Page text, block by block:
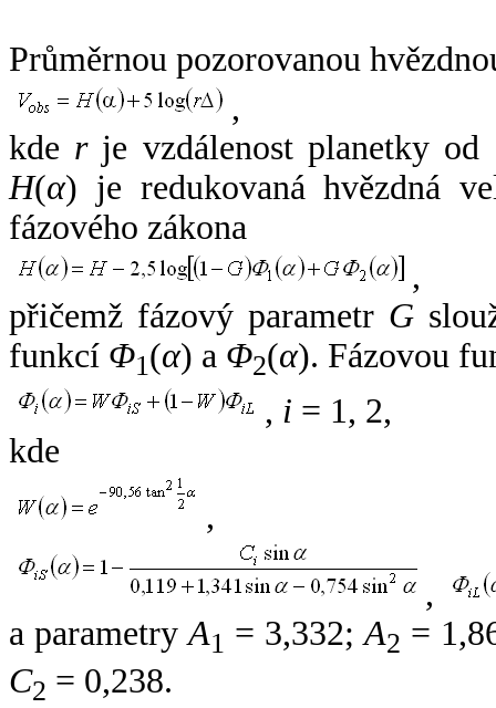
Průměrnou pozorovanou
,
kde rje vzdálenost planetky od
H(α) je redukovaná hvězdná
fázového zákona
,
přičemž fázový parametr G
funkcí Φ1(α) a Φ2(α). Fázovou
, i = 1, 2,
kde
,
,
a parametryA1 = 3,332;A2 =
C2 = 0,238.